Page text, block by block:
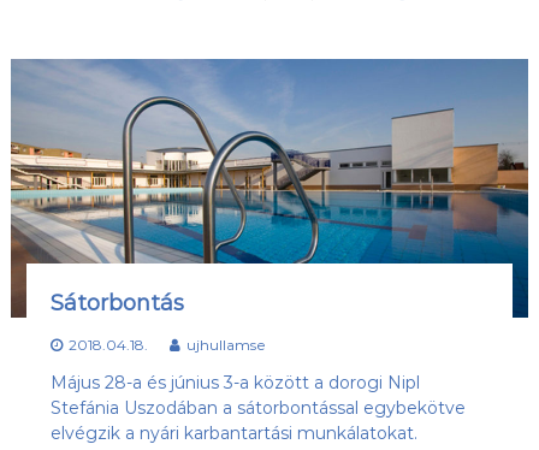
Sátorbontás
2018.04.18. ujhullamse
Május 28-a és június 3-a között a dorogi Nipl
Stefánia Uszodában a sátorbontással egybekötve
elvégzik a nyári karbantartási munkálatokat.